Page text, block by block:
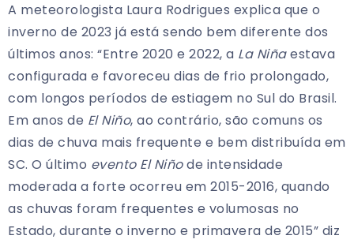
A meteorologista Laura Rodrigues explica que o
inverno de 2023 já está sendo bem diferente dos
últimos anos: “Entre 2020 e 2022, a La Niñaestava
configurada e favoreceu dias de frio prolongado,
com longos períodos de estiagem no Sul do Brasil.
Em anos de El Niño, ao contrário, são comuns os
dias de chuva mais frequente e bem distribuída em
SC. O último evento El Niñode intensidade
moderada a forte ocorreu em 2015-2016, quando
as chuvas foram frequentes e volumosas no
Estado, durante o inverno e primavera de 2015” diz